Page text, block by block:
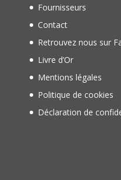
Fournisseurs
Contact
Retrouvez nous sur
Livre d’Or
Mentions légales
Politique de cookies
Déclaration de